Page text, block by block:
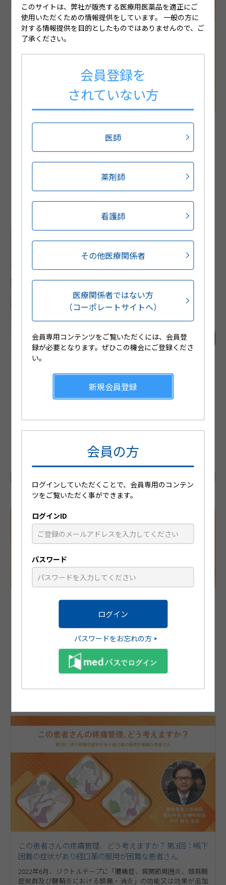
全身作用型貼付剤ジクトルテープについて
ジクトルテープは、腰痛症、肩関節周囲炎、頸肩腕症候群及び腱
鞘炎における鎮痛・消炎の効能又は効果を有する全身作用型貼
付剤です。本コンテンツでは、痛いところに貼る湿布薬とは、使
動画を見る
03:55
全身性NSAIDs貼付剤ジクトルテープ75mgの服薬指導のポ
本コンテンツでは、全身性NSAID貼付剤ジクトルテープ75mgの
服薬指導のポイントについてご紹介いたします。ジクトルテープ
2023/07/12
この患者さんの疼痛管理、どう考えますか？ 第4回：複数
箇所に疼痛がある患者さん
2022年6月、ジクトルテープに「腰痛症、肩関節周囲炎、頸肩腕
症候群及び腱鞘炎における鎮痛・消炎」の効能又は効果が追加
となりました。本コンテンツでは、慢性疼痛管理における薬剤
選択のポイント、および全身循環血を介して鎮痛効果を発揮す
るジクトルテープをお役立ていただける可能性のある疼痛患者さ
んについて、慶應義塾大学病院 整形外科 診療科部長 中村 雅也先
この患者さんの疼痛管理、どう考えますか？ 第3回：嚥下
困難の症状があり経口薬の服用が困難な患者さん
2022年6月、ジクトルテープに「腰痛症、肩関節周囲炎、頸肩腕
症候群及び腱鞘炎における鎮痛・消炎」の効能又は効果が追加
このサイトは、弊社が販売する医療用医薬品を適正にご
使用いただくための情報提供をしています。 一般の方に
対する情報提供を目的としたものではありませんので、ご
了承ください。
会員登録を
されていない方
医師
薬剤師
看護師
その他医療関係者
医療関係者ではない方
（コーポレートサイトへ）
会員専用コンテンツをご覧いただくには、会員登
録が必要となります。ぜひこの機会にご登録くださ
い。
新規会員登録
会員の方
ログインしていただくことで、会員専用のコンテン
ツをご覧いただく事ができます。
ログインID
パスワード
パスワードをお忘れの方